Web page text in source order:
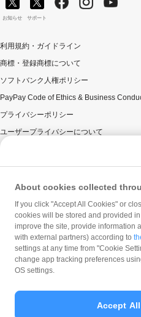
お知らせ サポート
利用規約・ガイドライン
商標・登録商標について
ソフトバンク人権ポリシー
PayPay Code of Ethics & Business
プライバシーポリシー
ユーザープライバシーについて
ウェブサイト利用規約
反社会的勢力に対する方針
勧誘方針
マネロン等基本方針
カスタマーハラスメントに関する当社の
About cookies collected
If you click "Accept All Cookies" or
cookies will be stored and provided
improve the site, provide information
with external partners) according to
settings at any time from "Cookie
change app tracking preferences
OS settings.
Accept